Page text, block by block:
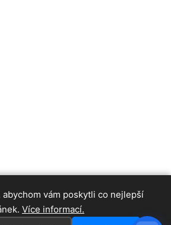
abychom vám poskytli co nejlepší
Více informací.